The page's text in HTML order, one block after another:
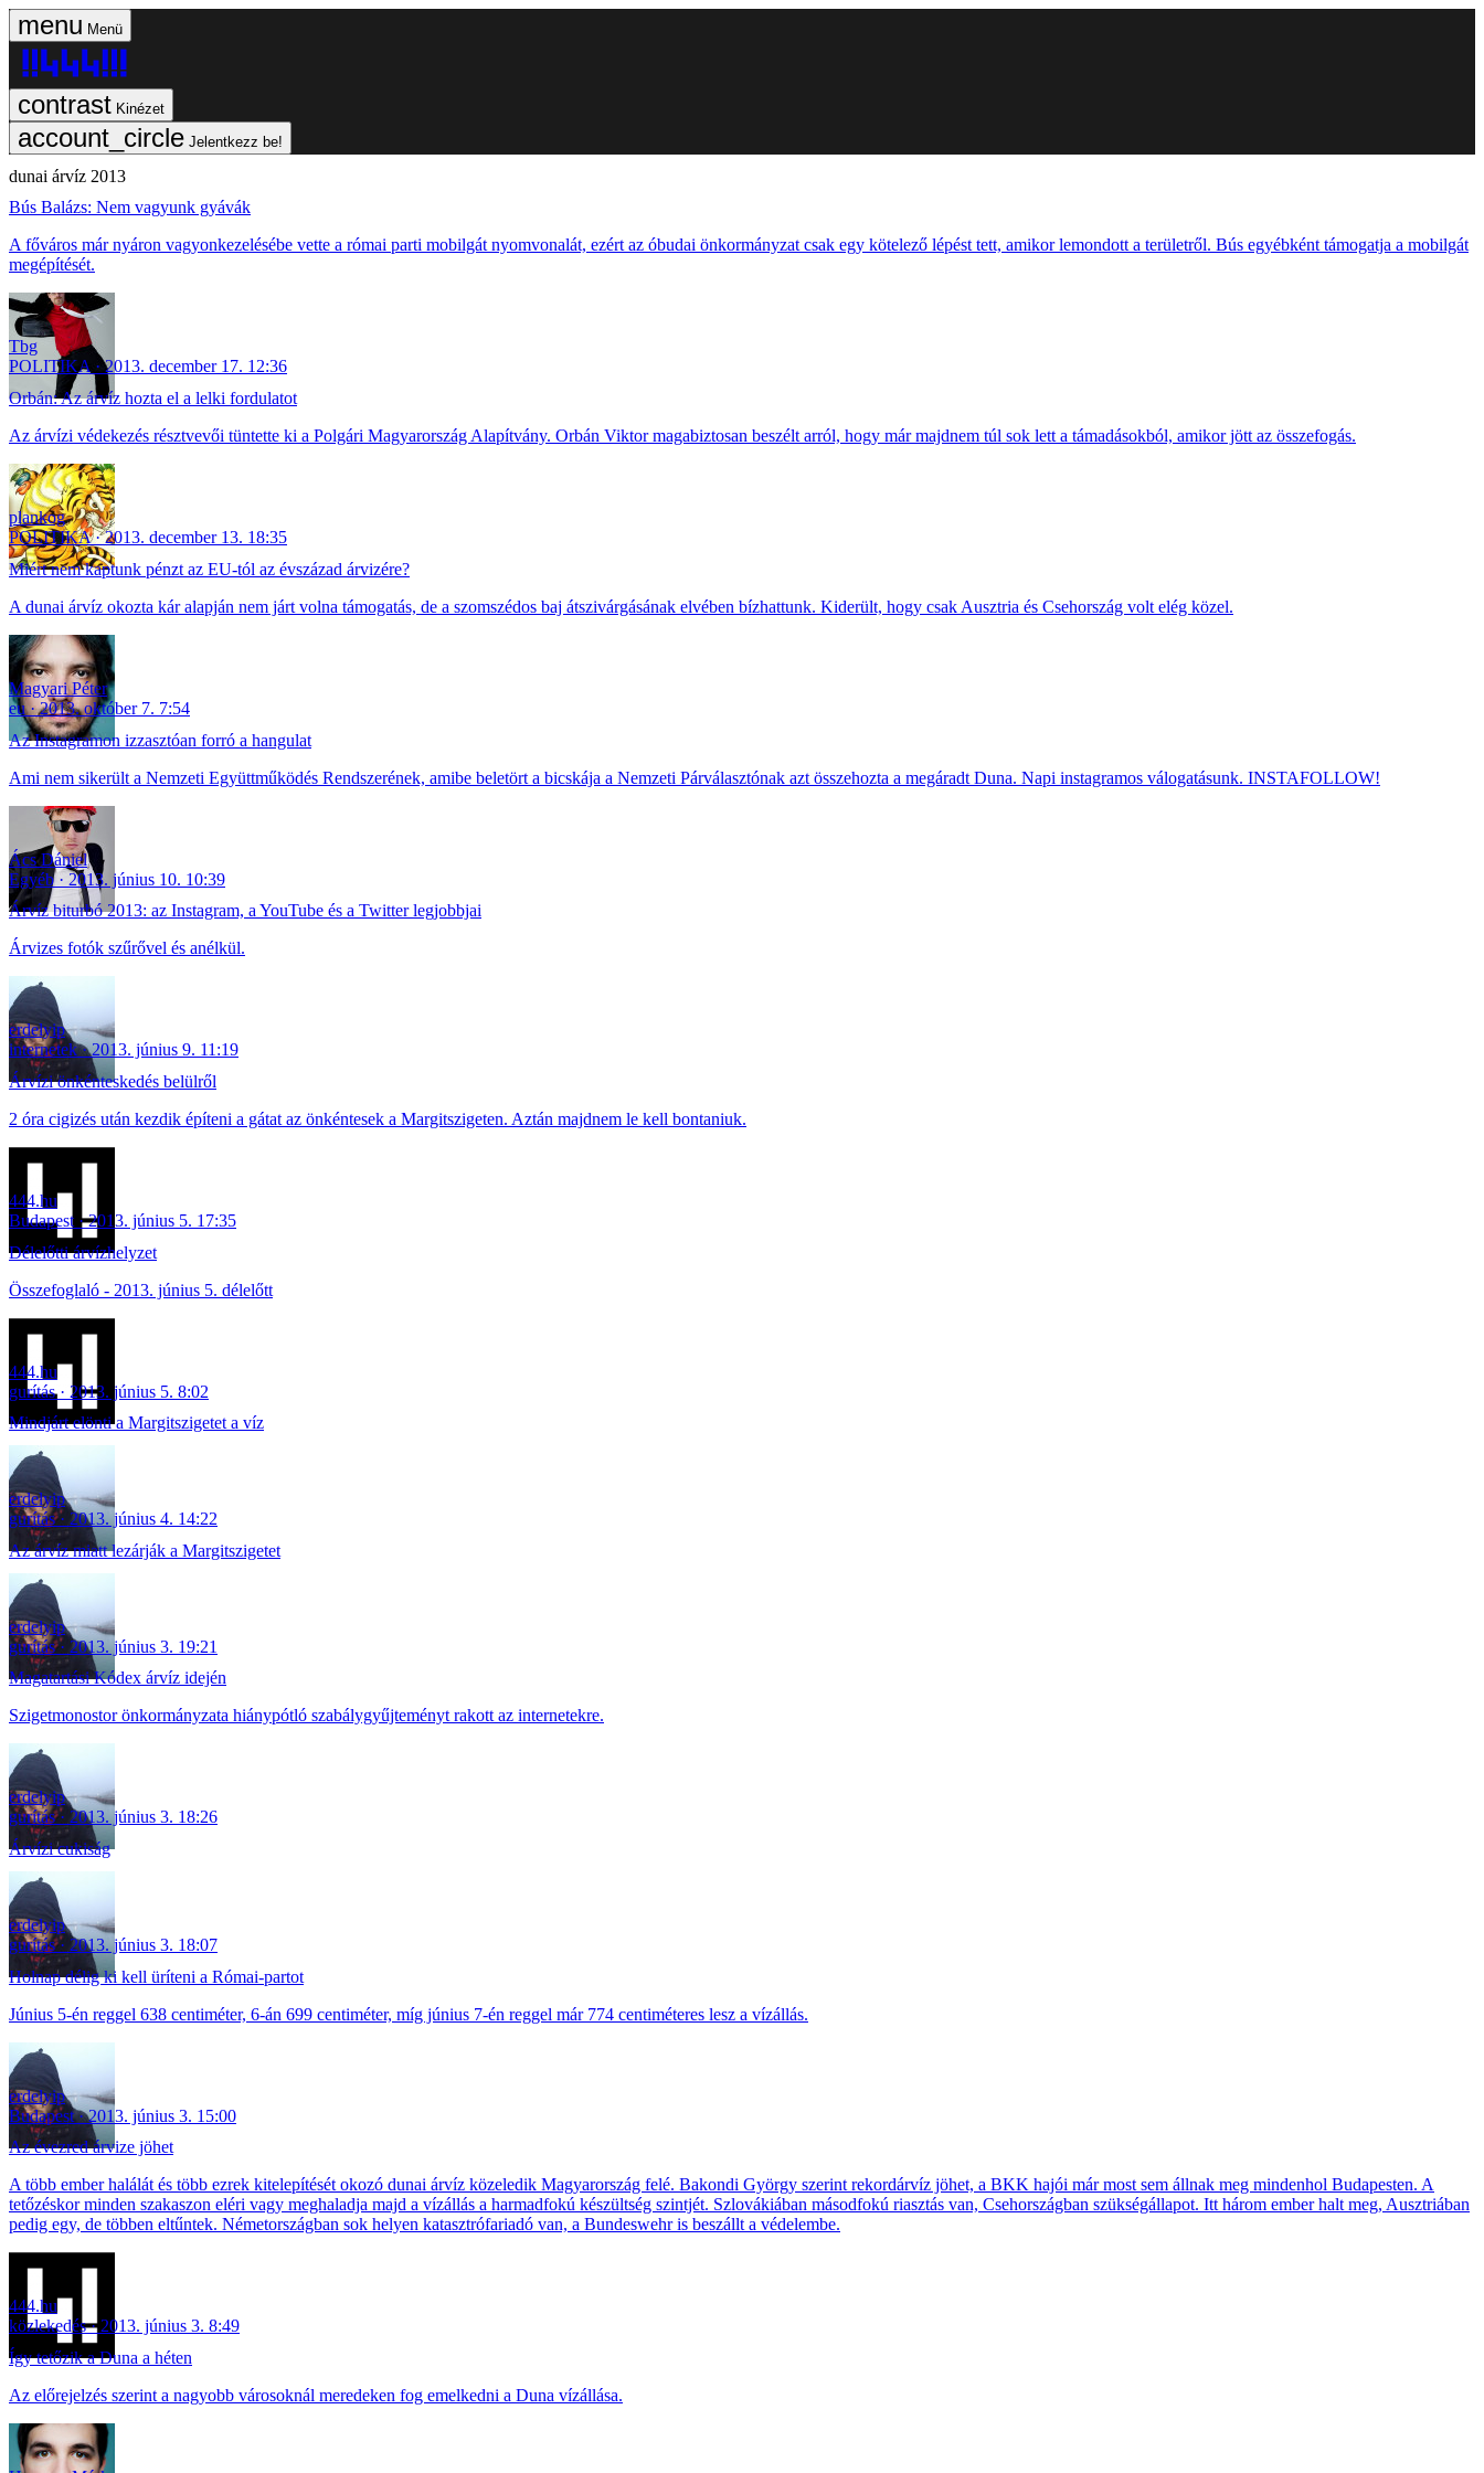
Menü
Kinézet
Jelentkezz be!
dunai árvíz 2013
Bús Balázs: Nem vagyunk gyávák
A főváros már nyáron vagyonkezelésébe vette a római parti mobilgát nyomvonalát, ezért az óbudai önkormányzat csak egy kötelező lépést tett, amikor lemondott a területről. Bús egyébként támogatja a mobilgát
megépítését.
Tbg
POLITIKA
2013. december 17. 12:36
Orbán: Az árvíz hozta el a lelki fordulatot
Az árvízi védekezés résztvevői tüntette ki a Polgári Magyarország Alapítvány. Orbán Viktor magabiztosan beszélt arról, hogy már majdnem túl sok lett a támadásokból, amikor jött az összefogás.
plankog
POLITIKA
2013. december 13. 18:35
Miért nem kaptunk pénzt az EU-tól az évszázad árvizére?
A dunai árvíz okozta kár alapján nem járt volna támogatás, de a szomszédos baj átszivárgásának elvében bízhattunk. Kiderült, hogy csak Ausztria és Csehország volt elég közel.
Magyari Péter
eu
2013. október 7. 7:54
Az Instagramon izzasztóan forró a hangulat
Ami nem sikerült a Nemzeti Együttműködés Rendszerének, amibe beletört a bicskája a Nemzeti Párválasztónak azt összehozta a megáradt Duna. Napi instagramos válogatásunk. INSTAFOLLOW!
Ács Dániel
Egyéb
2013. június 10. 10:39
Árvíz biturbó 2013: az Instagram, a YouTube és a Twitter legjobbjai
Árvizes fotók szűrővel és anélkül.
erdelyip
internetek
2013. június 9. 11:19
Árvízi önkénteskedés belülről
2 óra cigizés után kezdik építeni a gátat az önkéntesek a Margitszigeten. Aztán majdnem le kell bontaniuk.
444.hu
Budapest
2013. június 5. 17:35
Délelőtti árvízhelyzet
Összefoglaló - 2013. június 5. délelőtt
444.hu
gurítás
2013. június 5. 8:02
Mindjárt elönti a Margitszigetet a víz
erdelyip
gurítás
2013. június 4. 14:22
Az árvíz miatt lezárják a Margitszigetet
erdelyip
gurítás
2013. június 3. 19:21
Magatartási Kódex árvíz idején
Szigetmonostor önkormányzata hiánypótló szabálygyűjteményt rakott az internetekre.
erdelyip
gurítás
2013. június 3. 18:26
Árvízi cukiság
erdelyip
gurítás
2013. június 3. 18:07
Holnap délig ki kell üríteni a Római-partot
Június 5-én reggel 638 centiméter, 6-án 699 centiméter, míg június 7-én reggel már 774 centiméteres lesz a vízállás.
erdelyip
Budapest
2013. június 3. 15:00
Az évezred árvize jöhet
A több ember halálát és több ezrek kitelepítését okozó dunai árvíz közeledik Magyarország felé. Bakondi György szerint rekordárvíz jöhet, a BKK hajói már most sem állnak meg mindenhol Budapesten. A
tetőzéskor minden szakaszon eléri vagy meghaladja majd a vízállás a harmadfokú készültség szintjét. Szlovákiában másodfokú riasztás van, Csehországban szükségállapot. Itt három ember halt meg, Ausztriában
pedig egy, de többen eltűntek. Németországban sok helyen katasztrófariadó van, a Bundeswehr is beszállt a védelembe.
444.hu
közlekedés
2013. június 3. 8:49
Így tetőzik a Duna a héten
Az előrejelzés szerint a nagyobb városoknál meredeken fog emelkedni a Duna vízállása.